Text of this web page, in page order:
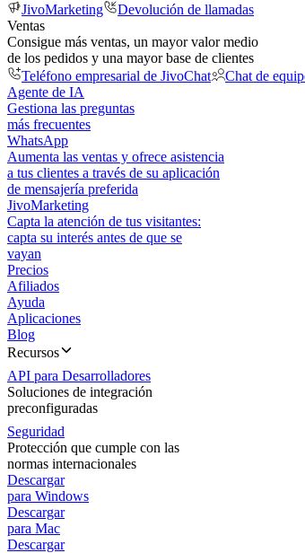
JivoMarketing
Devolución de llamadas
Ventas
Consigue más ventas, un mayor valor medio
de los pedidos y una mayor base de clientes
Teléfono empresarial de JivoChat
Chat de
Agente de IA
Gestiona las preguntas
más frecuentes
WhatsApp
Aumenta las ventas y ofrece asistencia
a tus clientes a través de su aplicación
de mensajería preferida
JivoMarketing
Capta la atención de tus visitantes:
capta su interés antes de que se
vayan
Precios
Afiliados
Ayuda
Aplicaciones
Blog
Recursos
API para Desarrolladores
Soluciones de integración
preconfiguradas
Seguridad
Protección que cumple con las
normas internacionales
Descargar
para Windows
Descargar
para Mac
Descargar